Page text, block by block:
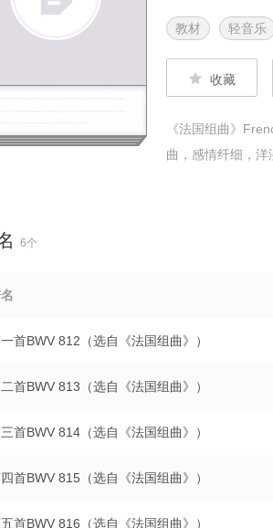
教材 轻音乐
收藏
《法国组曲》
曲，感情纤细，洋
6个
首BWV 812（选自《法国组曲》）
首BWV 813（选自《法国组曲》）
首BWV 814（选自《法国组曲》）
首BWV 815（选自《法国组曲》）
首BWV 816（选自《法国组曲》）